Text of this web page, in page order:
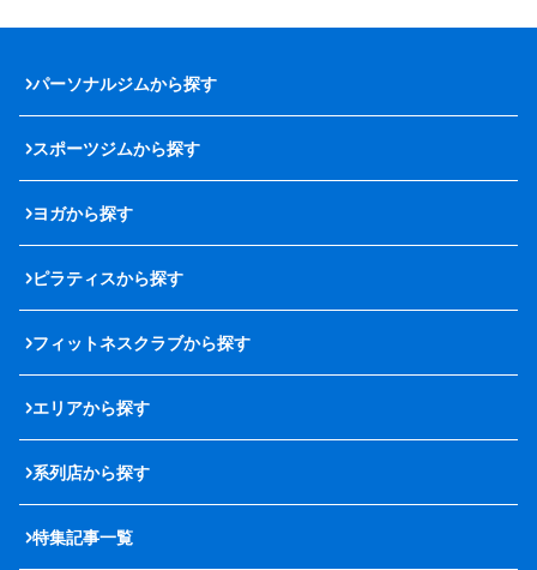
パーソナルジムから探す
スポーツジムから探す
ヨガから探す
ピラティスから探す
フィットネスクラブから探す
エリアから探す
系列店から探す
特集記事一覧